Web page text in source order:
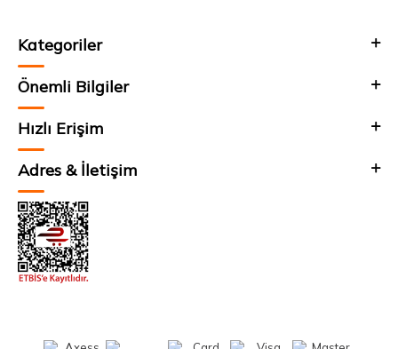
Kategoriler
Önemli Bilgiler
Hızlı Erişim
Adres & İletişim